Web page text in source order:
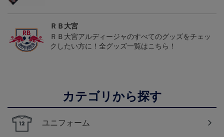
ＲＢ大宮
ＲＢ大宮アルディージャのすべてのグッズをチェッ
クしたい方に！全グッズ一覧はこちら！
カテゴリから探す
ユニフォーム